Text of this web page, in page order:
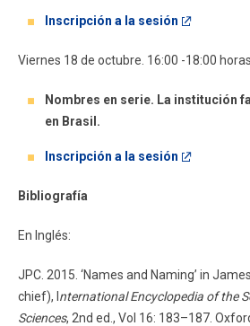
Inscripción a la sesión
Viernes 18 de octubre. 16:00 -18:00 horas
Nombres en serie. La institución
en Brasil.
Inscripción a la sesión
Bibliografía
En Inglés:
JPC. 2015. ‘Names and Naming’ in
chief), International Encyclopedia of the
Sciences, 2nd ed., Vol 16: 183–187.